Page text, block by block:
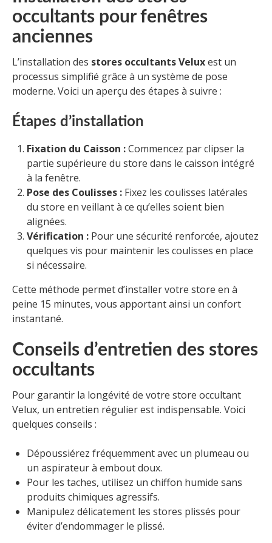
occultants pour fenêtres
anciennes
L’installation des stores occultants Veluxest un
processus simplifié grâce à un système de pose
moderne. Voici un aperçu des étapes à suivre :
Étapes d’installation
Fixation du Caisson :Commencez par clipser la
partie supérieure du store dans le caisson intégré
à la fenêtre.
Pose des Coulisses : Fixez les coulisses latérales
du store en veillant à ce qu’elles soient bien
alignées.
Vérification : Pour une sécurité renforcée, ajoutez
quelques vis pour maintenir les coulisses en place
si nécessaire.
Cette méthode permet d’installer votre store en à
peine 15 minutes, vous apportant ainsi un confort
instantané.
Conseils d’entretien des stores
occultants
Pour garantir la longévité de votre store occultant
Velux, un entretien régulier est indispensable. Voici
quelques conseils :
Dépoussiérez fréquemment avec un plumeau ou
un aspirateur à embout doux.
Pour les taches, utilisez un chiffon humide sans
produits chimiques agressifs.
Manipulez délicatement les stores plissés pour
éviter d’endommager le plissé.